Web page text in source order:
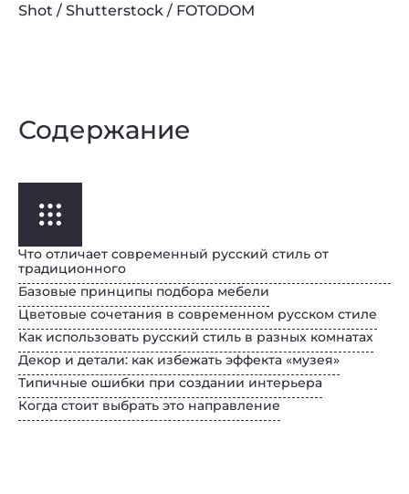
Shot / Shutterstock / FOTODOM
Содержание
Что отличает современный русский стиль от
традиционного
Базовые принципы подбора мебели
Цветовые сочетания в современном русском стиле
Как использовать русский стиль в разных комнатах
Декор и детали: как избежать эффекта «музея»
Типичные ошибки при создании интерьера
Когда стоит выбрать это направление